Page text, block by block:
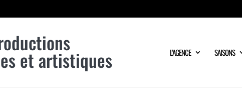
et artistiques L’AGENCE SAISONS